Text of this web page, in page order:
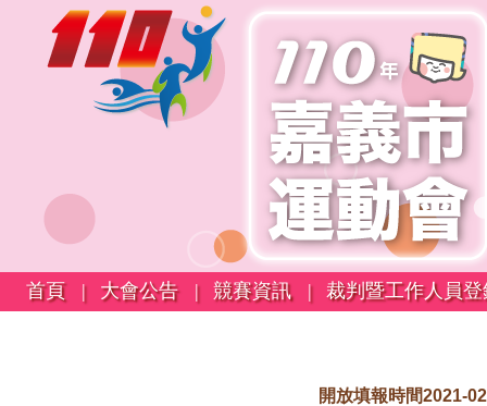
首頁 | 大會公告 | 競賽資訊 | 裁判暨工作人員
開放填報時間2021-